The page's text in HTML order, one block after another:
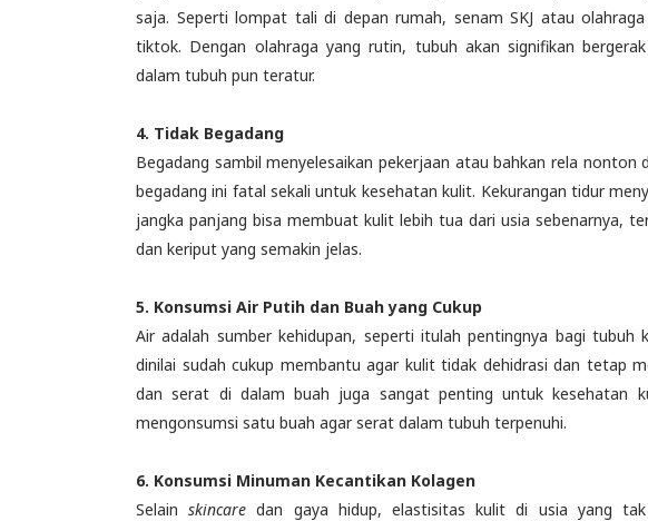
saja. Seperti lompat tali di depan rumah, senam SKJ atau
tiktok. Dengan olahraga yang rutin, tubuh akan signifikan
dalam tubuh pun teratur.
4. Tidak Begadang
Begadang sambil menyelesaikan pekerjaan atau bahkan rela nonton
begadang ini fatal sekali untuk kesehatan kulit. Kekurangan tidur
jangka panjang bisa membuat kulit lebih tua dari usia sebenarnya,
dan keriput yang semakin jelas.
5. Konsumsi Air Putih dan Buah yang Cukup
Air adalah sumber kehidupan, seperti itulah pentingnya bagi
dinilai sudah cukup membantu agar kulit tidak dehidrasi dan tetap
dan serat di dalam buah juga sangat penting untuk kesehatan
mengonsumsi satu buah agar serat dalam tubuh terpenuhi.
6. Konsumsi Minuman Kecantikan Kolagen
Selainskincare dan gaya hidup, elastisitas kulit di usia yang